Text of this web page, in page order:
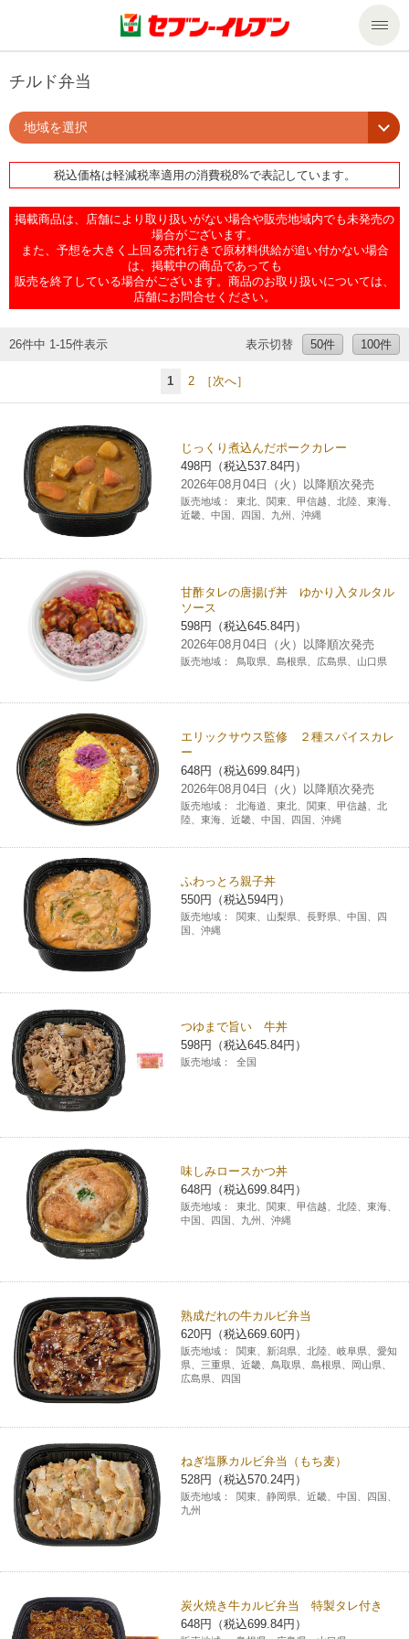
商品のご案内
商品のご案内トップ
今週の新商品
商品カテゴリ一覧
食の安全・安心への取組み
ギフト
プリペイドカード・金券
ニンテンドー・ダウンロードカード
セール・キャンペーン
サービス
nanacoトップ
マルチコピー機でできることトップ
コピー
プリント
スキャン
ファクス
チケット
スポーツ振興くじ
行政サービス
保険
学び・教育
宅配便
切手・はがき・印紙
セブン銀行ATM
ご利用可能なお支払い方法
各種料金のお支払い
レジでApple Accountにチャージ
オンラインフォトサービス
宅配ロッカー（店舗限定）
自転車シェアリング（店舗限定）
モバイルバッテリーシェアリング（店舗限定）
モバイルWi-Fiバッテリーシェアリング（店舗限定）
荷物預かりサービス「ecbocloakエクボクローク」（店舗限定）
パウダースペース ラブン（店舗限定）
ソフトバンクギフト
チケットサービス
セブンチケット
チケットぴあ
イープラス
CNプレイガイド
セブン‐イレブンでお受取り
タワーレコード
セブンネットショッピング
停電時のサービス停止のお知らせ
企業情報トップ
ニュースリリース
企業理念
会社概要
貸借対照表・損益計算書
沿革
国内店舗数
セブン‐イレブンの海外事業
データで見るセブン‐イレブン
セブン‐イレブンの「商品力」
セブン-イレブンの横顔
セブン-イレブンの歴史
私たちの取組み
サステナビリティ
セブン＆アイ・ホールディングスの重点課題
サステナビリティ活動基本方針
サステナビリティ推進体制
GREEN CHALLENGE 2050
4VISIONS
サステナビリティレポート
報告書ライブラリー
加盟店オーナー募集 物件募集・購入
アルバイト情報 採用情報
店舗検索
ネットショッピング
お問い合わせ
Language
English (Corporate)
English (Services)
中文[繁體字](服務)
简体中文(服务)
한국어(서비스)
ภาษาไทย(บริการ)
チルド弁当
地域を選択
税込価格は軽減税率適用の消費税8%で表記しています。
掲載商品は、店舗により取り扱いがない場合や販売地域内でも未発売の
場合がございます。
また、予想を大きく上回る売れ行きで原材料供給が追い付かない場合
は、掲載中の商品であっても
販売を終了している場合がございます。商品のお取り扱いについては、
店舗にお問合せください。
26件中 1-15件表示 表示切替 50件 100件
1 2 ［次へ］
じっくり煮込んだポークカレー
498円（税込537.84円）
2026年08月04日（火）以降順次発売
販売地域：
東北、関東、甲信越、北陸、東海、
近畿、中国、四国、九州、沖縄
甘酢タレの唐揚げ丼 ゆかり入タルタル
ソース
598円（税込645.84円）
2026年08月04日（火）以降順次発売
販売地域： 鳥取県、島根県、広島県、山口県
エリックサウス監修 ２種スパイスカレ
ー
648円（税込699.84円）
2026年08月04日（火）以降順次発売
販売地域：
北海道、東北、関東、甲信越、北
陸、東海、近畿、中国、四国、沖縄
ふわっとろ親子丼
550円（税込594円）
販売地域：
関東、山梨県、長野県、中国、四
国、沖縄
つゆまで旨い 牛丼
598円（税込645.84円）
販売地域： 全国
味しみロースかつ丼
648円（税込699.84円）
販売地域：
東北、関東、甲信越、北陸、東海、
中国、四国、九州、沖縄
熟成だれの牛カルビ弁当
620円（税込669.60円）
販売地域：
関東、新潟県、北陸、岐阜県、愛知
県、三重県、近畿、鳥取県、島根県、岡山県、
広島県、四国
ねぎ塩豚カルビ弁当（もち麦）
528円（税込570.24円）
販売地域：
関東、静岡県、近畿、中国、四国、
九州
炭火焼き牛カルビ弁当 特製タレ付き
648円（税込699.84円）